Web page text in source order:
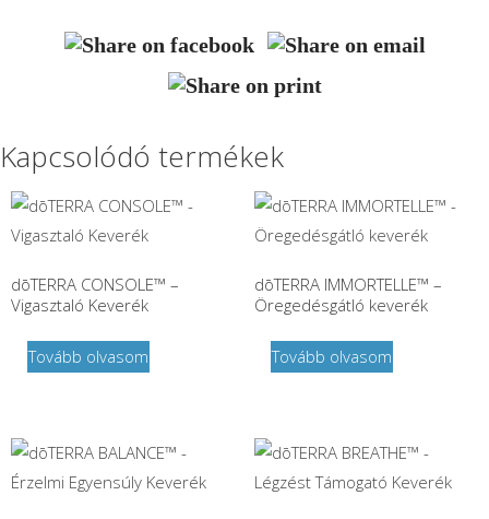
Kapcsolódó termékek
dōTERRA CONSOLE™ –
Vigasztaló Keverék
Tovább olvasom
dōTERRA IMMORTELLE™ –
Öregedésgátló keverék
Tovább olvasom